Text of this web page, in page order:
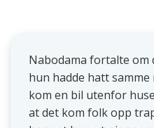
Nabodama fortalte om
hun hadde hatt
kom en bil utenfor
at det kom folk opp